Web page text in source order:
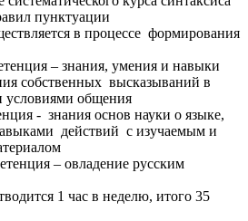
пунктуации
в процессе формирования
– знания, умения и навыки
собственных высказываний в
условиями общения
- знания основ науки о языке,
действий с изучаемым и
– овладение русским
1 час в неделю, итого 35